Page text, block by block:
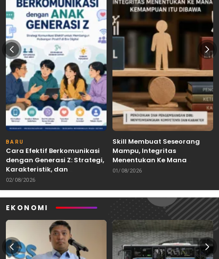
BARU
Cara Efektif Berkomunikasi
dengan Generasi Z: Strategi,
Karakteristik, dan
Tantangannya
02/08/2026
Skill Membuat Seseorang
Mampu, Integritas
Menentukan Ke Mana
Kemampuan Itu Dibawa
01/08/2026
EKONOMI